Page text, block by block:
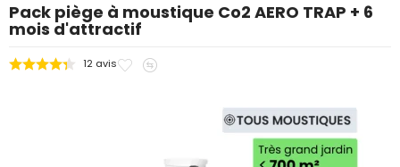
Pack piège à moustique Co2 AERO TRAP + 6
mois d'attractif
12 avis
Ajouter